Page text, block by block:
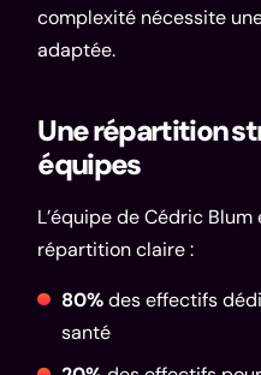
complexité nécessite
adaptée.
Une répartition
équipes
L’équipe de Cédric
répartition claire :
80%des effectifs
santé